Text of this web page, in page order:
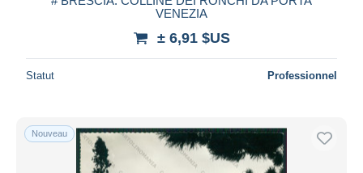
VENEZIA
± 6,91 $US
Statut Professionnel
Nouveau